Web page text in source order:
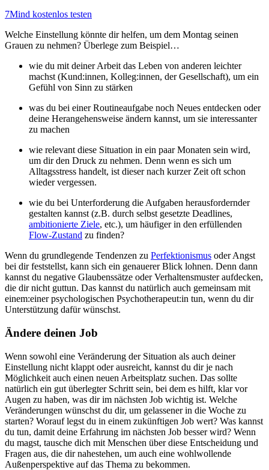
7Mind kostenlos testen
Welche Einstellung könnte dir helfen, um dem Montag seinen
Grauen zu nehmen? Überlege zum Beispiel…
wie du mit deiner Arbeit das Leben von anderen leichter
machst (Kund:innen, Kolleg:innen, der Gesellschaft), um ein
Gefühl von Sinn zu stärken
was du bei einer Routineaufgabe noch Neues entdecken oder
deine Herangehensweise ändern kannst, um sie interessanter
zu machen
wie relevant diese Situation in ein paar Monaten sein wird,
um dir den Druck zu nehmen. Denn wenn es sich um
Alltagsstress handelt, ist dieser nach kurzer Zeit oft schon
wieder vergessen.
wie du bei Unterforderung die Aufgaben herausfordernder
gestalten kannst (z.B. durch selbst gesetzte Deadlines,
ambitionierte Ziele, etc.), um häufiger in den erfüllenden
Flow-Zustand zu finden?
Wenn du grundlegende Tendenzen zu Perfektionismus oder Angst
bei dir feststellst, kann sich ein genauerer Blick lohnen. Denn dann
kannst du negative Glaubenssätze oder Verhaltensmuster aufdecken,
die dir nicht guttun. Das kannst du natürlich auch gemeinsam mit
einem:einer psychologischen Psychotherapeut:in tun, wenn du dir
Unterstützung dafür wünschst.
Ändere deinen Job
Wenn sowohl eine Veränderung der Situation als auch deiner
Einstellung nicht klappt oder ausreicht, kannst du dir je nach
Möglichkeit auch einen neuen Arbeitsplatz suchen. Das sollte
natürlich ein gut überlegter Schritt sein, bei dem es hilft, klar vor
Augen zu haben, was dir im nächsten Job wichtig ist. Welche
Veränderungen wünschst du dir, um gelassener in die Woche zu
starten? Worauf legst du in einem zukünftigen Job wert? Was kannst
du tun, damit deine Erfahrung im nächsten Job besser wird? Wenn
du magst, tausche dich mit Menschen über diese Entscheidung und
Fragen aus, die dir nahestehen, um auch eine wohlwollende
Außenperspektive auf das Thema zu bekommen.